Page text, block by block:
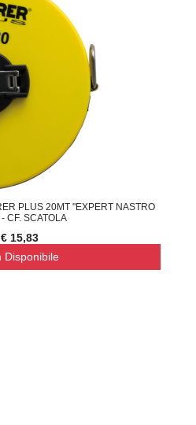
PLUS 20MT "EXPERT NASTRO
- CF. SCATOLA
€ 15,83
Disponibile